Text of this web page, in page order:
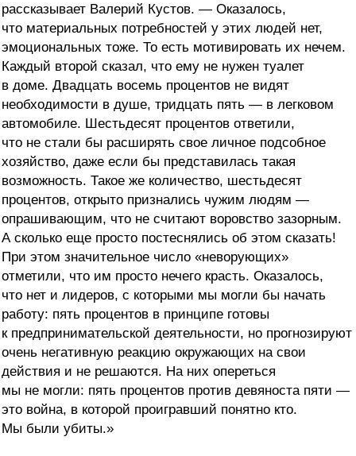
рассказывает Валерий Кустов. — Оказалось,
что материальных потребностей у этих людей нет,
эмоциональных тоже. То есть мотивировать их нечем.
Каждый второй сказал, что ему не нужен туалет
в доме. Двадцать восемь процентов не видят
необходимости в душе, тридцать пять — в легковом
автомобиле. Шестьдесят процентов ответили,
что не стали бы расширять свое личное подсобное
хозяйство, даже если бы представилась такая
возможность. Такое же количество, шестьдесят
процентов, открыто признались чужим людям —
опрашивающим, что не считают воровство зазорным.
А сколько еще просто постеснялись об этом сказать!
При этом значительное число «неворующих»
отметили, что им просто нечего красть. Оказалось,
что нет и лидеров, с которыми мы могли бы начать
работу: пять процентов в принципе готовы
к предпринимательской деятельности, но прогнозируют
очень негативную реакцию окружающих на свои
действия и не решаются. На них опереться
мы не могли: пять процентов против девяноста пяти —
это война, в которой проигравший понятно кто.
Мы были убиты.»